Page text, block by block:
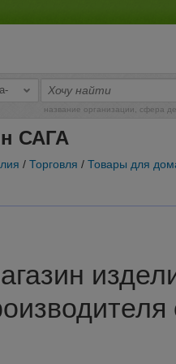
название организации, сфера
САГА
/ Торговля / Товары для